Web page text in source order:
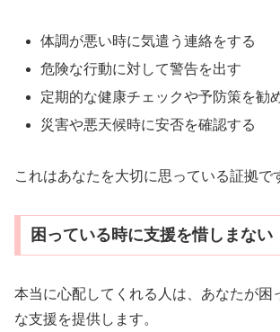
体調が悪い時に気遣う連絡をする
危険な行動に対して警告を出す
定期的な健康チェックや予防策を勧
災害や悪天候時に安否を確認する
これはあなたを大切に思っている証拠で
困っている時に支援を惜しまない
本当に心配してくれる人は、あなたが困
な支援を提供します。